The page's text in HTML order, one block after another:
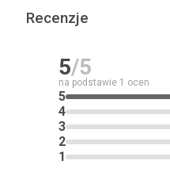
Recenzje
5/5
na podstawie 1 ocen
5
4
3
2
1